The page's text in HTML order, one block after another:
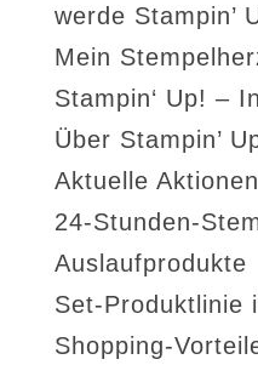
werde Stampin’
Mein
Stampin‘ Up! –
Über Stampin’
Aktuelle Aktionen
24-Stunden-
Auslaufprodukte
Set-Produktlinie
Shopping-